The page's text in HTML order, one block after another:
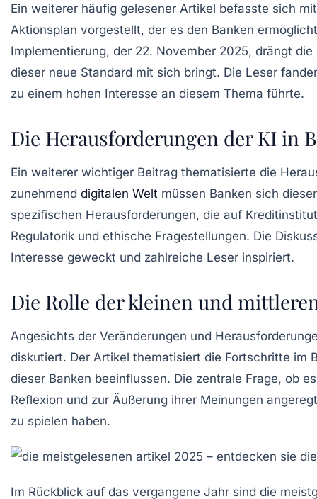
Ein weiterer häufig gelesener Artikel befasste sich
Aktionsplan vorgestellt, der es den Banken
Implementierung, der 22. November 2025, drängt
dieser neue Standard mit sich bringt. Die Leser
zu einem hohen Interesse an diesem Thema führte.
Die Herausforderungen der KI in
Ein weiterer wichtiger Beitrag thematisierte die
zunehmend digitalen Welt müssen Banken sich
spezifischen Herausforderungen, die auf
Regulatorik und ethische Fragestellungen. Die
Interesse geweckt und zahlreiche Leser inspiriert.
Die Rolle der kleinen und
Angesichts der Veränderungen und
diskutiert. Der Artikel thematisiert die Fortschritte im
dieser Banken beeinflussen. Die zentrale Frage, ob
Reflexion und zur Äußerung ihrer Meinungen
zu spielen haben.
Im Rückblick auf das vergangene Jahr sind die